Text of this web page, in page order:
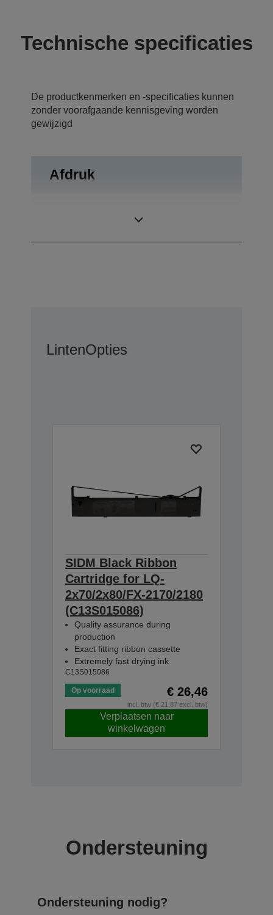
Technische specificaties
De productkenmerken en -specificaties kunnen
zonder voorafgaande kennisgeving worden
gewijzigd
Afdruk
LintenOpties
SIDM Black Ribbon
Cartridge for LQ-
2x70/2x80/FX-2170/2180
(C13S015086)
Quality assurance during
production
Exact fitting ribbon cassette
Extremely fast drying ink
C13S015086
Op voorraad € 26,46
incl. btw (€ 21,87 excl. btw)
Verplaatsen naar
winkelwagen
Ondersteuning
Ondersteuning nodig?